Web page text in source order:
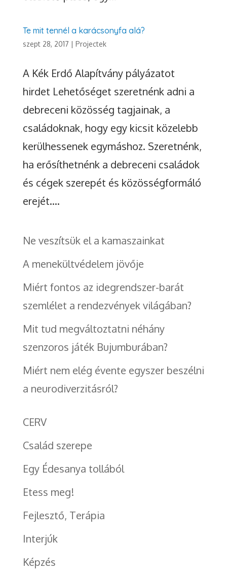
Te mit tennél a karácsonyfa alá?
szept 28, 2017 | Projectek
A Kék Erdő Alapítvány pályázatot
hirdet Lehetőséget szeretnénk adni a
debreceni közösség tagjainak, a
családoknak, hogy egy kicsit közelebb
kerülhessenek egymáshoz. Szeretnénk,
ha erősíthetnénk a debreceni családok
és cégek szerepét és közösségformáló
erejét....
Ne veszítsük el a kamaszainkat
A menekültvédelem jövője
Miért fontos az idegrendszer-barát
szemlélet a rendezvények világában?
Mit tud megváltoztatni néhány
szenzoros játék Bujumburában?
Miért nem elég évente egyszer beszélni
a neurodiverzitásról?
CERV
Család szerepe
Egy Édesanya tollából
Etess meg!
Fejlesztő, Terápia
Interjúk
Képzés